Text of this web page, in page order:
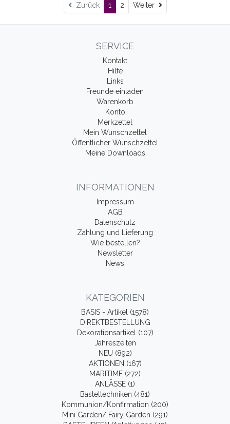
Zurück 1 2 Weiter Weiter
SERVICE
Kontakt
Hilfe
Links
Freunde einladen
Warenkorb
Konto
Merkzettel
Mein Wunschzettel
Öffentlicher Wunschzettel
Meine Downloads
INFORMATIONEN
Impressum
AGB
Datenschutz
Zahlung und Lieferung
Wie bestellen?
Newsletter
News
KATEGORIEN
BASIS - Artikel (1578)
DIREKTBESTELLUNG
Dekorationsartikel (107)
Jahreszeiten
NEU (892)
AKTIONEN (167)
MARITIME (272)
ANLÄSSE (1)
Basteltechniken (481)
Kommunion/Konfirmation (200)
Mini Garden/ Fairy Garden (291)